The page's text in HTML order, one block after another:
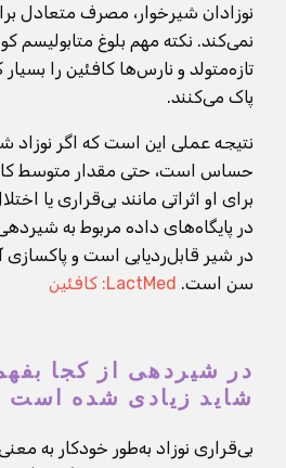
نوزادان شیرخوار، مصرف متعادل
نمی‌کند. نکته مهم بلوغ متابولیسم
تازه‌متولد و نارس‌ها کافئین را بسیار
پاک می‌کنند.
نتیجه عملی این است که اگر نوزاد
حساس است، حتی مقدار متوسط
برای او اثراتی مانند بی‌قراری یا
در پایگاه‌های داده مربوط به
در شیر قابل‌ردیابی است و پاکسازی
سن است. LactMed: کافئین
در شیردهی از کجا
شاید زیادی شده است
بی‌قراری نوزاد به‌طور خودکار به